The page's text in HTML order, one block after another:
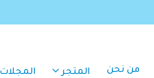
من نحن المتجر المجلات